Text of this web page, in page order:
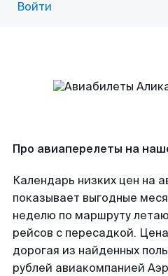
Войти
Про авиаперелеты на
Календарь низких цен на
показывает выгодные
неделю по маршруту
рейсов с пересадкой.
дорогая из найденных
рублей авиакомпанией